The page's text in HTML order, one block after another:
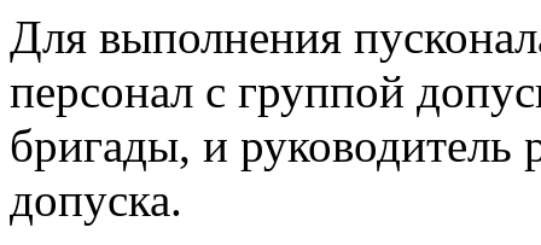
Для выполнения
персонал с группой
бригады, и руководитель
допуска.